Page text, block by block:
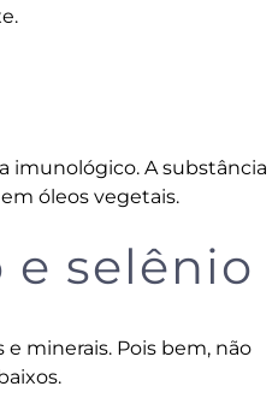
imunológico. A substância
óleos vegetais.
e selênio
minerais. Pois bem, não